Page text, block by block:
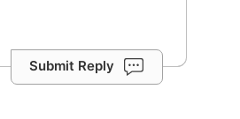
Submit Reply